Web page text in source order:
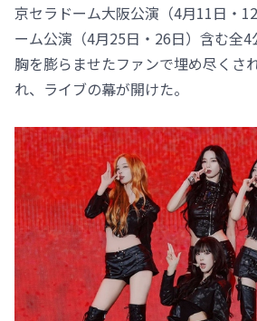
京セラドーム大阪公演（4月11日・
ーム公演（4月25日・26日）含む全
胸を膨らませたファンで埋め尽くさ
れ、ライブの幕が開けた。